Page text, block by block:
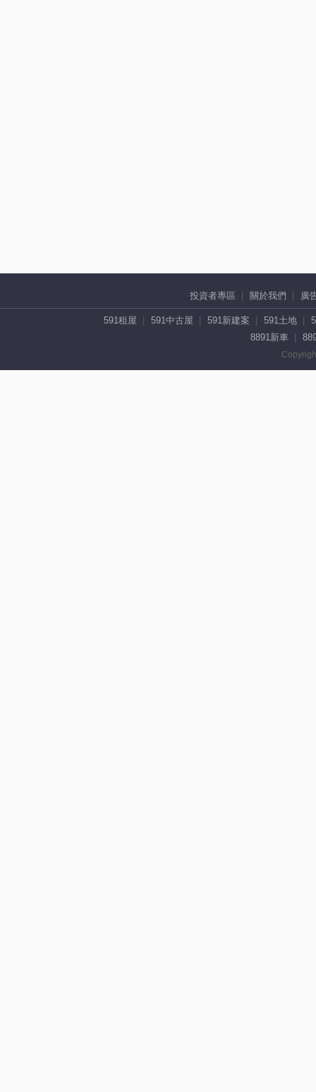
投資者專區 關於我們 廣
591租屋 591中古屋 591新建案 591土地
8891新車